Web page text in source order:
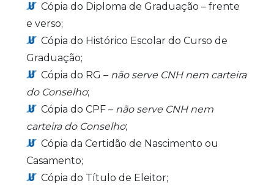
Cópia do Diploma de Graduação – frente
e verso;
Cópia do Histórico Escolar do Curso de
Graduação;
Cópia do RG – não serve CNH nem carteira
do Conselho;
Cópia do CPF – não serve CNH nem
carteira do Conselho;
Cópia da Certidão de Nascimento ou
Casamento;
Cópia do Título de Eleitor;